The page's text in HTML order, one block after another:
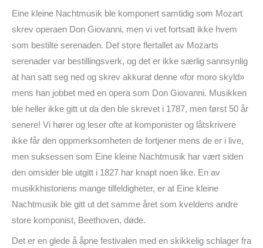
Eine kleine Nachtmusik ble komponert samtidig som Mozart
skrev operaen Don Giovanni, men vi vet fortsatt ikke hvem
som bestilte serenaden. Det store flertallet av Mozarts
serenader var bestillingsverk, og det er ikke særlig sannsynlig
at han satt seg ned og skrev akkurat denne «for moro skyld»
mens han jobbet med en opera som Don Giovanni. Musikken
ble heller ikke gitt ut da den ble skrevet i 1787, men først 50 år
senere! Vi hører og leser ofte at komponister og låtskrivere
ikke får den oppmerksomheten de fortjener mens de er i live,
men suksessen som Eine kleine Nachtmusik har vært siden
den omsider ble utgitt i 1827 har knapt noen like. En av
musikkhistoriens mange tilfeldigheter, er at Eine kleine
Nachtmusik ble gitt ut det samme året som kveldens andre
store komponist, Beethoven, døde.
Det er en glede å åpne festivalen med en skikkelig schlager fra